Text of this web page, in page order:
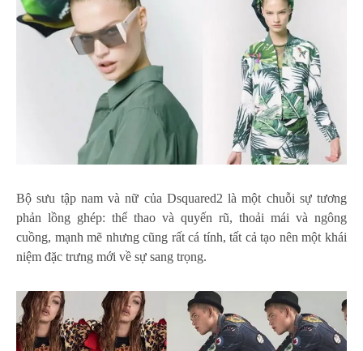
Bộ sưu tập nam và nữ của Dsquared2 là một chuỗi sự tương
phản lồng ghép: thể thao và quyến rũ, thoải mái và ngông
cuồng, mạnh mẽ nhưng cũng rất cá tính, tất cả tạo nên một khái
niệm đặc trưng mới về sự sang trọng.